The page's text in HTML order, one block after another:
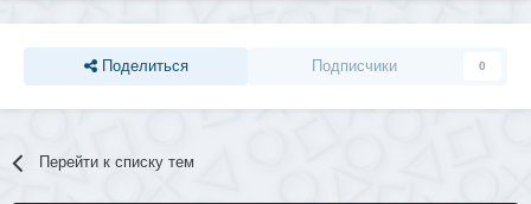
Поделиться Подписчики 0
Перейти к списку тем